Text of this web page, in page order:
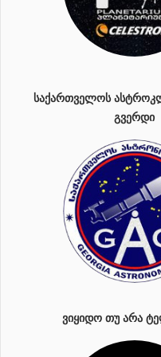
ᲡᲐᲥᲐᲠᲗᲕᲔᲚᲝᲡ
ᲒᲕᲔᲠᲓᲘ
ᲕᲘᲧᲘᲓᲝ ᲗᲣ ᲐᲠᲐ